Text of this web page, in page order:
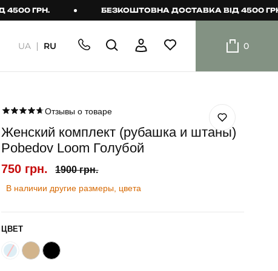
ГРН. БЕЗКОШТОВНА ДОСТАВКА ВІД 4500 ГРН.
шорти
Шорти
UA RU 0
Отзывы о товаре
Женский комплект (рубашка и штаны)
Pobedov Loom Голубой
750 грн. 1900 грн.
В наличии другие размеры, цвета
ЦВЕТ